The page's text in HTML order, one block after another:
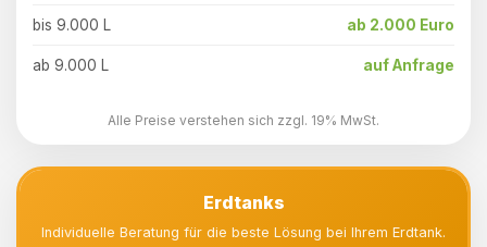
bis 9.000 L ab 2.000 Euro
ab 9.000 L auf Anfrage
Alle Preise verstehen sich zzgl. 19% MwSt.
Erdtanks
Individuelle Beratung für die beste Lösung bei Ihrem Erdtank.